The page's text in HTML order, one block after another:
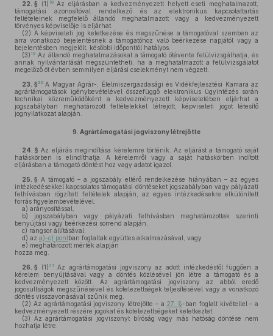
22. § (1) 18Az eljárásban a kedvezményezett helyett eseti meghatalmazott,
támogatási azonosítóval rendelkező és az elektronikus kapcsolattartás
feltételeinek megfelelő állandó meghatalmazott vagy a kedvezményezett
törvényes képviselője is eljárhat.
(2) A képviseleti jog keletkezése és megszűnése a támogatóval szemben az
arra vonatkozó bejelentésnek a támogatóhoz való beérkezése napjától vagy a
bejelentésben megjelölt, későbbi időponttól hatályos.
(3) 19 Az állandó meghatalmazásokat a támogató ötévente felülvizsgálhatja, és
annak nyilvántartását megszüntetheti, ha a meghatalmazott a felülvizsgálatot
megelőző öt évben semmilyen eljárási cselekményt nem végzett.
23. §20 A Magyar Agrár-, Élelmiszergazdasági és Vidékfejlesztési Kamara az
agrártámogatások igénybevételével összefüggő elektronikus ügyintézés során
technikai közreműködőként a kedvezményezett képviseletében eljárhat a
jogszabályban meghatározott feltételekkel létrejött, képviseleti jogot létesítő
jognyilatkozat alapján.
9. Agrártámogatási jogviszony létrejötte
24. § Az eljárás megindítása kérelemre történik. Az eljárást a támogató saját
hatáskörben is elindíthatja. A kérelemről vagy a saját hatáskörben indított
eljárásban a támogató döntést hoz vagy adatot igazol.
25. § A támogató – a jogszabály eltérő rendelkezése hiányában – az egyes
intézkedésekkel kapcsolatos támogatási döntéseket jogszabályban vagy pályázati
felhívásban rögzített feltételek alapján, az egyes intézkedésekre elkülönített
forrás figyelembevételével:
a) arányosítással,
b) jogszabályban vagy pályázati felhívásban meghatározottak szerinti
benyújtási vagy beérkezési sorrend alapján,
c) rangsor állításával,
d) az a)–c) pontban foglaltak együttes alkalmazásával, vagy
e) meghatározott mérték alapján
hozza meg.
26. § (1) 21
Az agrártámogatási jogviszony az adott intézkedéstől függően a
kérelem benyújtásával vagy a döntés közlésével jön létre a támogató és a
kedvezményezett között. Az agrártámogatási jogviszony az abból eredő
jogosultságok megszűnésével és kötelezettségek teljesítésével vagy a vonatkozó
döntés visszavonásával szűnik meg.
(2) Az agrártámogatási jogviszony létrejötte – a 27. §-ban foglalt kivétellel – a
kedvezményezett részére jogokat és kötelezettségeket keletkeztet.
(3) Az agrártámogatási jogviszonyt bíróság vagy más hatóság döntése nem
hozhatja létre.